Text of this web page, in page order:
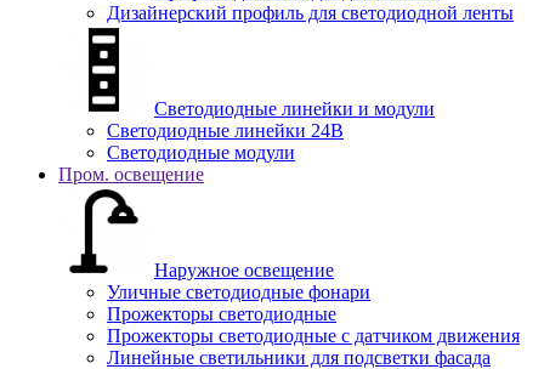
Дизайнерский профиль для светодиодной ленты
Светодиодные линейки и модули
Светодиодные линейки 24В
Светодиодные модули
Пром. освещение
Наружное освещение
Уличные светодиодные фонари
Прожекторы светодиодные
Прожекторы светодиодные с датчиком движения
Линейные светильники для подсветки фасада